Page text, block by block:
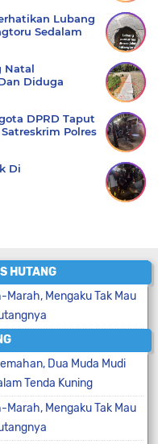
Lubang
Sedalam
Natal
Diduga
DPRD Taput
Polres
Di
HUTANG
Marah, Mengaku Tak Mau
Dua Muda Mudi
Tenda Kuning
Marah, Mengaku Tak Mau